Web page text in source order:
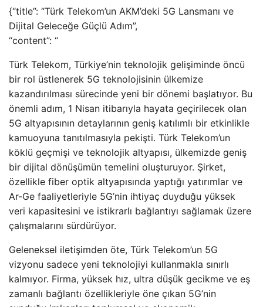
{“title”: “Türk Telekom’un AKM’deki 5G Lansmanı ve
Dijital Geleceğe Güçlü Adım”,
“content”: “
Türk Telekom, Türkiye’nin teknolojik gelişiminde öncü
bir rol üstlenerek 5G teknolojisinin ülkemize
kazandırılması sürecinde yeni bir dönemi başlatıyor. Bu
önemli adım, 1 Nisan itibarıyla hayata geçirilecek olan
5G altyapısının detaylarının geniş katılımlı bir etkinlikle
kamuoyuna tanıtılmasıyla pekişti. Türk Telekom’un
köklü geçmişi ve teknolojik altyapısı, ülkemizde geniş
bir dijital dönüşümün temelini oluşturuyor. Şirket,
özellikle fiber optik altyapısında yaptığı yatırımlar ve
Ar-Ge faaliyetleriyle 5G’nin ihtiyaç duyduğu yüksek
veri kapasitesini ve istikrarlı bağlantıyı sağlamak üzere
çalışmalarını sürdürüyor.
Geleneksel iletişimden öte, Türk Telekom’un 5G
vizyonu sadece yeni teknolojiyi kullanmakla sınırlı
kalmıyor. Firma, yüksek hız, ultra düşük gecikme ve eş
zamanlı bağlantı özellikleriyle öne çıkan 5G’nin